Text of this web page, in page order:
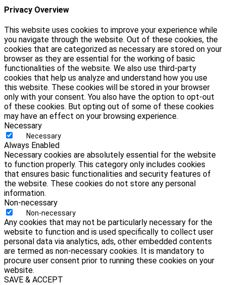
Privacy Overview
This website uses cookies to improve your experience while
you navigate through the website. Out of these cookies, the
cookies that are categorized as necessary are stored on your
browser as they are essential for the working of basic
functionalities of the website. We also use third-party
cookies that help us analyze and understand how you use
this website. These cookies will be stored in your browser
only with your consent. You also have the option to opt-out
of these cookies. But opting out of some of these cookies
may have an effect on your browsing experience.
Necessary
Necessary
Always Enabled
Necessary cookies are absolutely essential for the website
to function properly. This category only includes cookies
that ensures basic functionalities and security features of
the website. These cookies do not store any personal
information.
Non-necessary
Non-necessary
Any cookies that may not be particularly necessary for the
website to function and is used specifically to collect user
personal data via analytics, ads, other embedded contents
are termed as non-necessary cookies. It is mandatory to
procure user consent prior to running these cookies on your
website.
SAVE & ACCEPT